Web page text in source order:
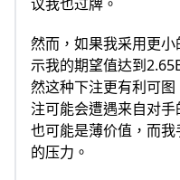
然而，如果我采用更
示我的期望值达到
然这种下注更有利可
注可能会遭遇来自对
也可能是薄价值，而
的压力。